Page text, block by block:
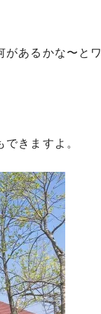
あるかな〜と
きますよ。